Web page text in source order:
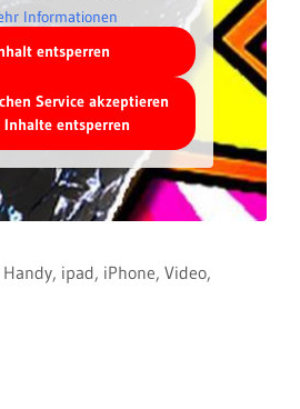
Informationen
entsperren
Service akzeptieren
Inhalte entsperren
Handy, ipad, iPhone, Video,